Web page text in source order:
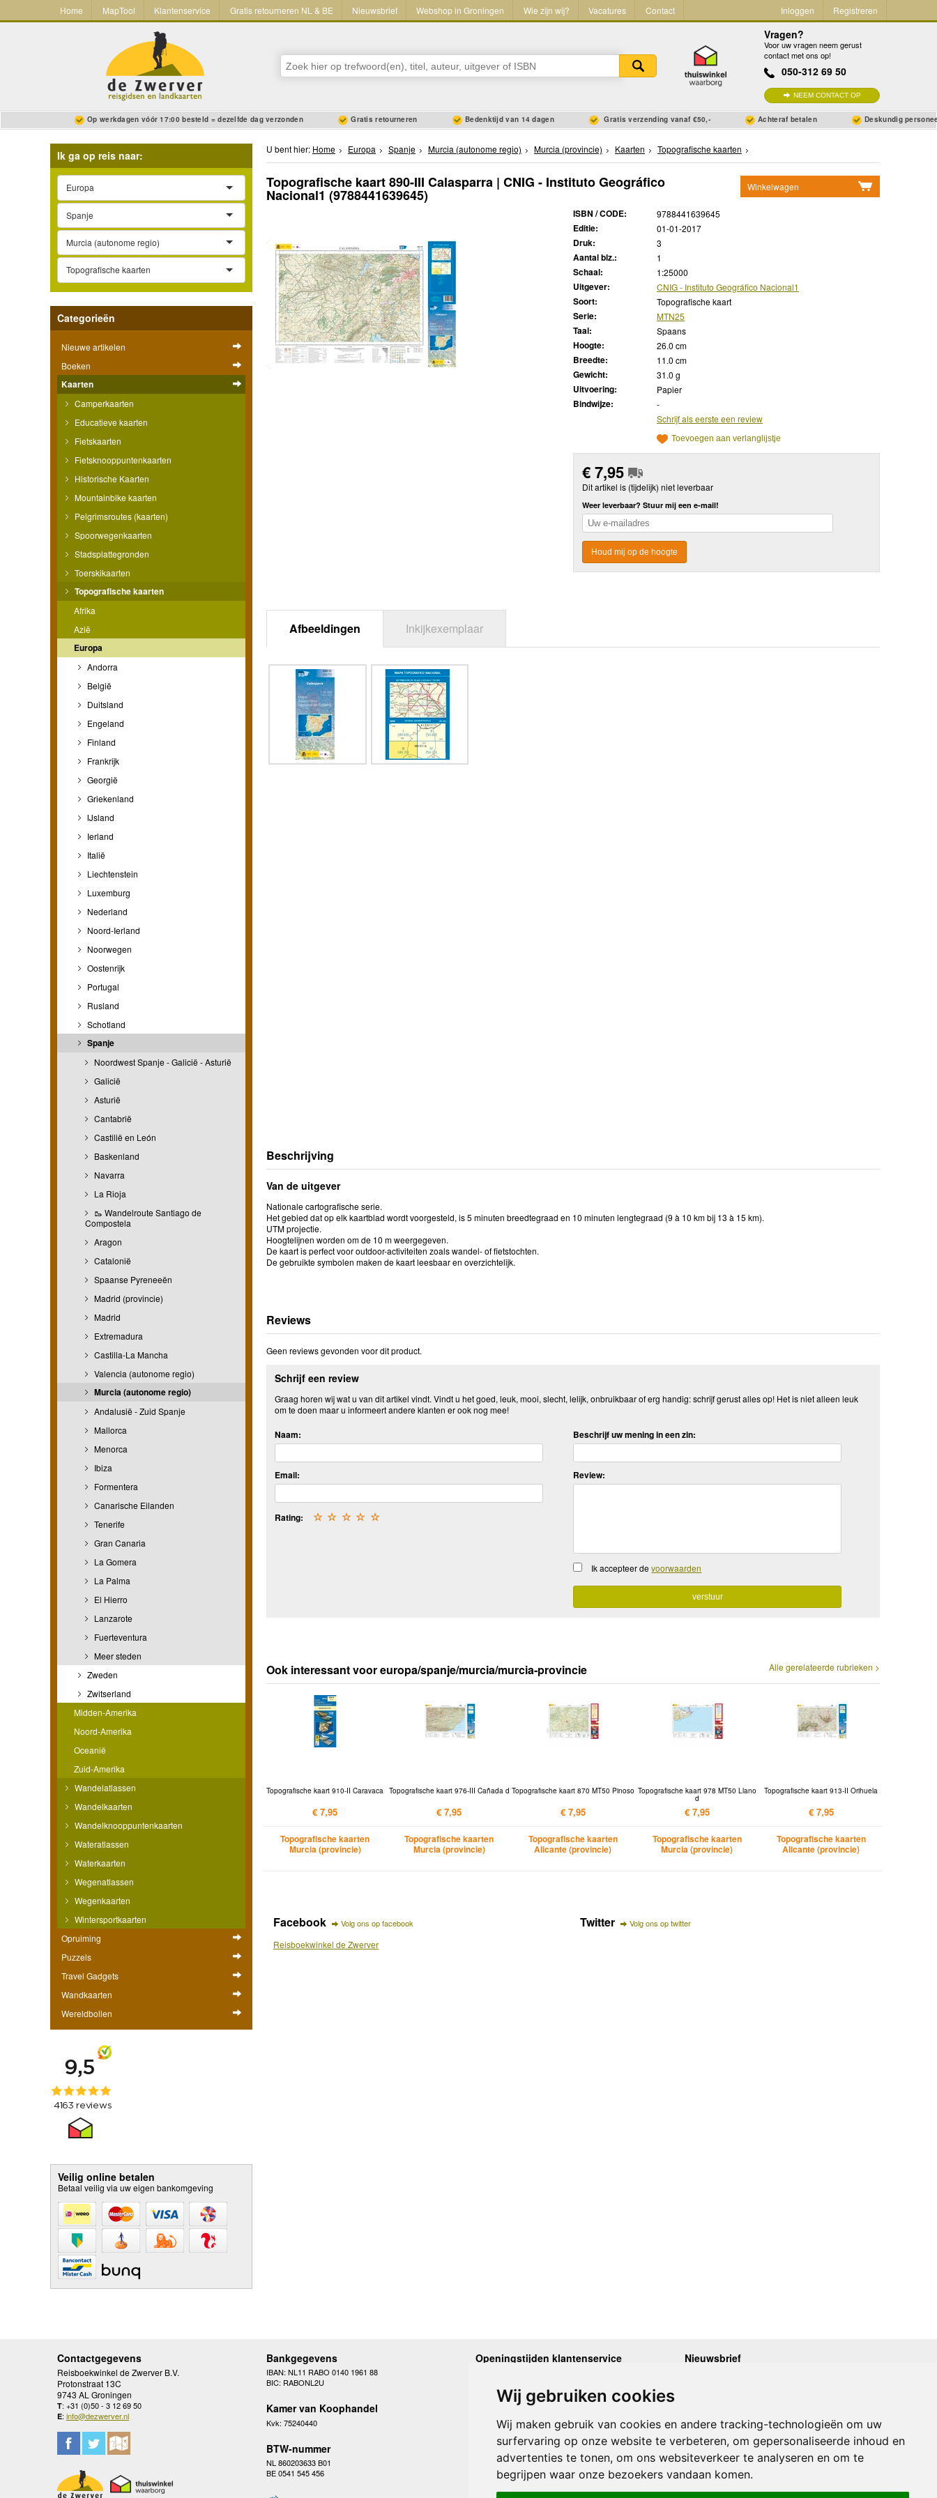
Wij gebruiken cookies
Wij maken gebruik van cookies en andere tracking-technologieën om uw
surfervaring op onze website te verbeteren, om gepersonaliseerde inhoud en
advertenties te tonen, om ons websiteverkeer te analyseren en om te
begrijpen waar onze bezoekers vandaan komen.
Home MapTool Klantenservice Gratis retourneren NL & BE Nieuwsbrief Webshop in Groningen Wie zijn wij? Vacatures Contact Inloggen Registreren
Vragen?
Voor uw vragen neem gerust
contact met ons op!
050-312 69 50
NEEM CONTACT OP
Op werkdagen vóór 17:00 besteld = dezelfde dag verzonden Gratis retourneren Bedenktijd van 14 dagen Gratis verzending vanaf €50,- Achteraf betalen Deskundig
Ik ga op reis naar:
Europa
Spanje
Murcia (autonome regio)
Topografische kaarten
Categorieën
Nieuwe artikelen
Boeken
Kaarten
Camperkaarten
Educatieve kaarten
Fietskaarten
Fietsknooppuntenkaarten
Historische Kaarten
Mountainbike kaarten
Pelgrimsroutes (kaarten)
Spoorwegenkaarten
Stadsplattegronden
Toerskikaarten
Topografische kaarten
Afrika
Azië
Europa
Andorra
België
Duitsland
Engeland
Finland
Frankrijk
Georgië
Griekenland
IJsland
Ierland
Italië
Liechtenstein
Luxemburg
Nederland
Noord-Ierland
Noorwegen
Oostenrijk
Portugal
Rusland
Schotland
Spanje
Noordwest Spanje - Galicië - Asturië
Galicië
Asturië
Cantabrië
Castilië en León
Baskenland
Navarra
La Rioja
🥾 Wandelroute Santiago de
Compostela
Aragon
Catalonië
Spaanse Pyreneeën
Madrid (provincie)
Madrid
Extremadura
Castilla-La Mancha
Valencia (autonome regio)
Murcia (autonome regio)
Andalusië - Zuid Spanje
Mallorca
Menorca
Ibiza
Formentera
Canarische Eilanden
Tenerife
Gran Canaria
La Gomera
La Palma
El Hierro
Lanzarote
Fuerteventura
Meer steden
Zweden
Zwitserland
Midden-Amerika
Noord-Amerika
Oceanië
Zuid-Amerika
Wandelatlassen
Wandelkaarten
Wandelknooppuntenkaarten
Wateratlassen
Waterkaarten
Wegenatlassen
Wegenkaarten
Wintersportkaarten
Opruiming
Puzzels
Travel Gadgets
Wandkaarten
Wereldbollen
Veilig online betalen
Betaal veilig via uw eigen bankomgeving
U bent hier: Home Europa Spanje Murcia (autonome regio) Murcia (provincie) Kaarten Topografische kaarten
Winkelwagen
Topografische kaart 890-III Calasparra | CNIG - Instituto Geográfico
Nacional1 (9788441639645)
ISBN / CODE: 9788441639645
Editie: 01-01-2017
Druk: 3
Aantal blz.: 1
Schaal: 1:25000
Uitgever: CNIG - Instituto Geográfico Nacional1
Soort: Topografische kaart
Serie: MTN25
Taal: Spaans
Hoogte: 26.0 cm
Breedte: 11.0 cm
Gewicht: 31.0 g
Uitvoering: Papier
Bindwijze:
-
Schrijf als eerste een review
Toevoegen aan verlanglijstje
€7,95
Dit artikel is (tijdelijk) niet leverbaar
Weer leverbaar? Stuur mij een e-mail!
Houd mij op de hoogte
Afbeeldingen Inkijkexemplaar
Beschrijving
Van de uitgever
Nationale cartografische serie.
Het gebied dat op elk kaartblad wordt voorgesteld, is 5 minuten breedtegraad en 10 minuten lengtegraad (9 à 10 km bij 13 à 15 km).
UTM projectie.
Hoogtelijnen worden om de 10 m weergegeven.
De kaart is perfect voor outdoor-activiteiten zoals wandel- of fietstochten.
De gebruikte symbolen maken de kaart leesbaar en overzichtelijk.
Reviews
Geen reviews gevonden voor dit product.
Schrijf een review
Graag horen wij wat u van dit artikel vindt. Vindt u het goed, leuk, mooi, slecht, lelijk, onbruikbaar of erg handig: schrijf gerust alles op! Het is niet alleen leuk
om te doen maar u informeert andere klanten er ook nog mee!
Naam:
Email:
Rating: ☆
☆
☆
☆
☆
Beschrijf uw mening in een zin:
Review:
Ik accepteer devoorwaarden
Alle gerelateerde rubrieken >
Ook interessant voor europa/spanje/murcia/murcia-provincie
Topografische kaart 910-II Caravaca
€ 7,95
Topografische kaarten
Murcia (provincie)
Topografische kaart 976-III Cañada d
€ 7,95
Topografische kaarten
Murcia (provincie)
Topografische kaart 870 MT50 Pinoso
€ 7,95
Topografische kaarten
Alicante (provincie)
Topografische kaart 978 MT50 Llano
d
€ 7,95
Topografische kaarten
Murcia (provincie)
Topografische kaart 913-II Orihuela
€ 7,95
Topografische kaarten
Alicante (provincie)
Facebook Volg ons op facebook
Reisboekwinkel de Zwerver
Twitter Volg ons op twitter
Contactgegevens
Reisboekwinkel de Zwerver B.V.
Protonstraat 13C
9743 AL Groningen
T: +31 (0)50 - 3 12 69 50
E: info@dezwerver.nl
Bankgegevens
IBAN: NL11 RABO 0140 1961 88
BIC: RABONL2U
Kamer van Koophandel
Kvk: 75240440
BTW-nummer
NL 860203633 B01
BE 0541 545 456
Openingstijden klantenservice
Woensdag
10.00 - 12.30 en 13.30 - 17.00
Donderdag
Vrijdag
10.00 - 12.30 en 13.30 - 17.00
Zaterdag
gesloten
Zondag
gesloten
Nieuwsbrief
Onze laatste Nieuwsbrief
Inschrijven